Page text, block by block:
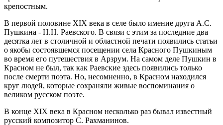
крепостным.
В первой половине XIX века в селе было имение друга А.С.
Пушкина - Н.Н. Раевского. В связи с этим за последние два
десятка лет в столичной и областной печати появились статьи
о якобы состоявшемся посещении села Красного Пушкиным
во время его путешествия в Арзрум. На самом деле Пушкин в
Красном не был, так как Раевские здесь появились только
после смерти поэта. Но, несомненно, в Красном находился
круг людей, которые сохраняли живые воспоминания о
великом русском поэте.
В конце XIX века в Красном несколько раз бывал известный
русский композитор С. Рахманинов.